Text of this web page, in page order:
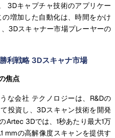
3Dキャプチャ技術のアプリケー
増加した自動化は、時間をかけ
3Dスキャナー市場プレーヤーの
利戦略 3Dスキャナ市場
焦点
な会社 テクノロジーは、R&Dの
投資し、3Dスキャン技術を開発
Artec 3Dでは、1秒あたり最大1万
mmの高解像度スキャンを提供す